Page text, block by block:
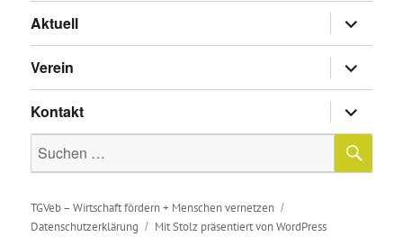
Aktuell
anzeigen
Verein
anzeigen
Kontakt
anzeigen
Suche
nach:
TGVeb – Wirtschaft fördern + Menschen vernetzen
Datenschutzerklärung
Mit Stolz präsentiert von WordPress